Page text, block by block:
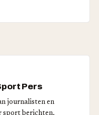
Pers
journalisten en
sport berichten.